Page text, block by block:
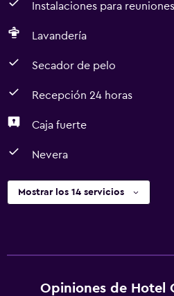
Instalaciones para reuniones
Lavandería
Secador de pelo
Recepción 24 horas
Caja fuerte
Nevera
Mostrar los 14 servicios
Opiniones de Hotel